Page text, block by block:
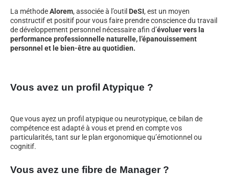
La méthodeAlorem, associée à l’outil DeSI, est un moyen
constructif et positif pour vous faire prendre conscience du travail
de développement personnel nécessaire afin d’évoluer vers la
performance professionnelle naturelle, l’épanouissement
personnel et le bien-être au quotidien.
Vous avez un profil Atypique ?
Que vous ayez un profil atypique ou neurotypique, ce bilan de
compétence est adapté à vous et prend en compte vos
particularités, tant sur le plan ergonomique qu’émotionnel ou
cognitif.
Vous avez une fibre de Manager ?